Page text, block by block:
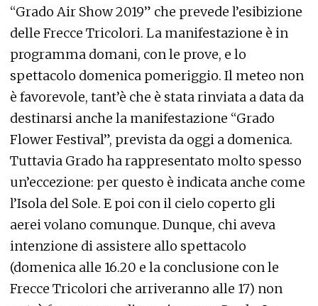
“Grado Air Show 2019” che prevede l’esibizione
delle Frecce Tricolori. La manifestazione è in
programma domani, con le prove, e lo
spettacolo domenica pomeriggio. Il meteo non
è favorevole, tant’è che è stata rinviata a data da
destinarsi anche la manifestazione “Grado
Flower Festival”, prevista da oggi a domenica.
Tuttavia Grado ha rappresentato molto spesso
un’eccezione: per questo è indicata anche come
l’Isola del Sole. E poi con il cielo coperto gli
aerei volano comunque. Dunque, chi aveva
intenzione di assistere allo spettacolo
(domenica alle 16.20 e la conclusione con le
Frecce Tricolori che arriveranno alle 17) non